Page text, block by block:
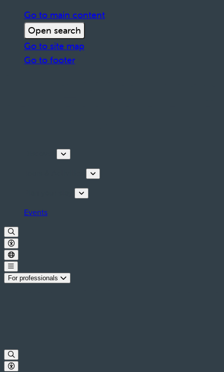
Go to main content
Open search
Go to site map
Go to footer
Events
For professionals